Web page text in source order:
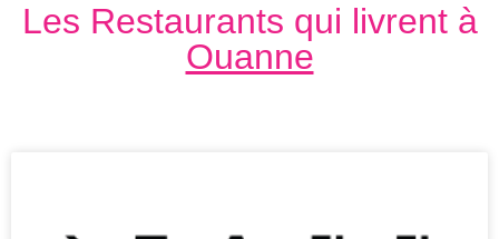
Les Restaurants qui livrent à
Ouanne